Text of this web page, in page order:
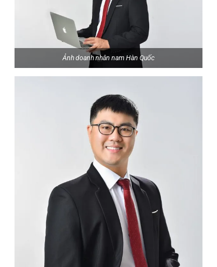
Ảnh doanh nhân nam Hàn Quốc